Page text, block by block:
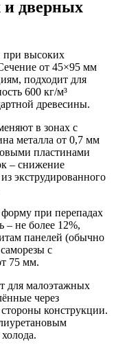
и дверных
при высоких
от 45×95 мм
подходит для
600 кг/м³
древесины.
в зонах с
металла от 0,7 мм
пластинами
– снижение
экструдированного
форму при перепадах
– не более 12%,
панелей (обычно
с
75 мм.
для малоэтажных
через
конструкции.